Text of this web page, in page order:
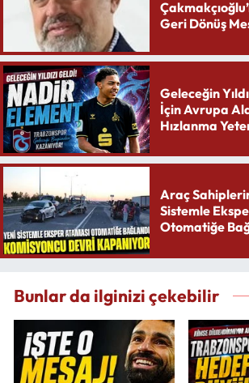
Geri Dönüş
Geleceğin
İçin Avrupa
Hızlanma
Araç
Sistemle
Otomatiğe
Bunlar da ilginizi çekebilir